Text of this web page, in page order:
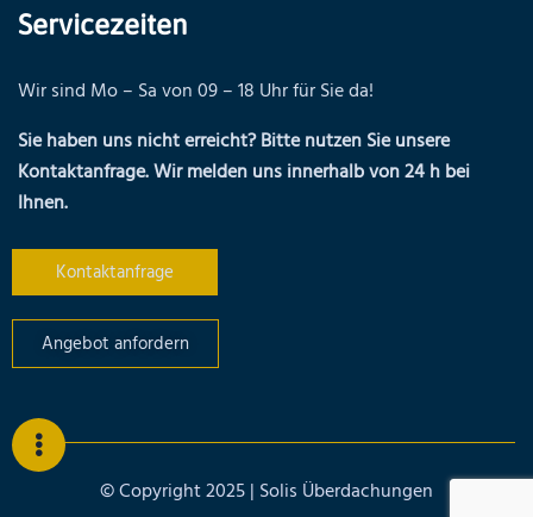
Servicezeiten
Wir sind Mo – Sa von 09 – 18 Uhr für Sie da!
Sie haben uns nicht erreicht? Bitte nutzen Sie unsere
Kontaktanfrage. Wir melden uns innerhalb von 24 h bei
Ihnen.
Kontaktanfrage
Angebot anfordern
© Copyright 2025 | Solis Überdachungen